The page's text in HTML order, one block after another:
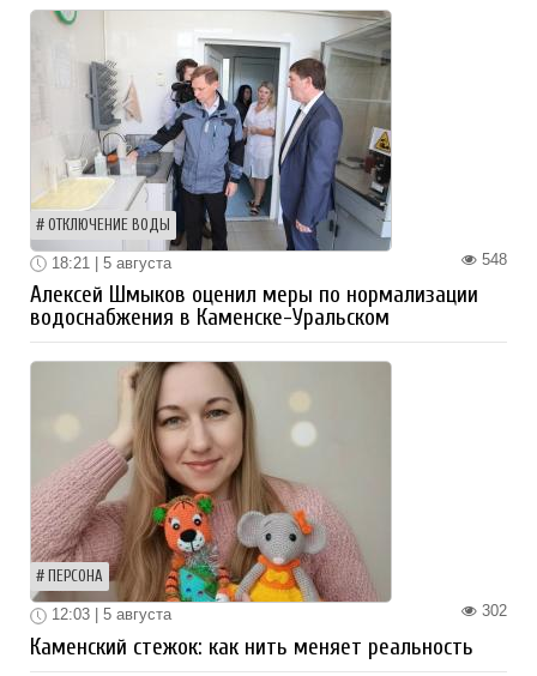
ОТКЛЮЧЕНИЕ ВОДЫ
548
18:21 | 5 августа
Алексей Шмыков оценил меры по нормализации
водоснабжения в Каменске-Уральском
ПЕРСОНА
302
12:03 | 5 августа
Каменский стежок: как нить меняет реальность